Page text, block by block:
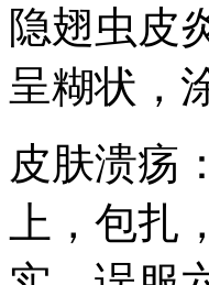
隐翅虫皮
呈糊状，
皮肤溃疡
上，包